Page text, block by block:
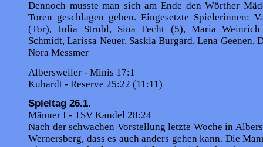
Dennoch musste man sich am Ende den Wörther
Toren geschlagen geben. Eingesetzte Spielerinnen:
(Tor), Julia Strubl, Sina Fecht (5), Maria
Schmidt, Larissa Neuer, Saskia Burgard, Lena Geenen,
Nora Messmer
Albersweiler - Minis 17:1
Kuhardt - Reserve 25:22 (11:11)
Spieltag 26.1.
Männer I - TSV Kandel 28:24
Nach der schwachen Vorstellung letzte Woche in
Wernersberg, dass es auch anders gehen kann. Die